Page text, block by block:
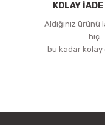
KOLAY İADE
Aldığınız
hiç
bu kadar kolay